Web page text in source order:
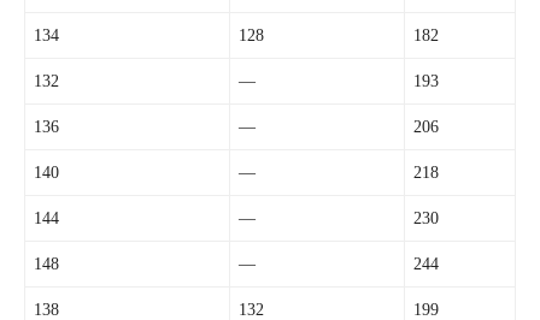
134 128 182
132 — 193
136 — 206
140 — 218
144 — 230
148 — 244
138 132 199